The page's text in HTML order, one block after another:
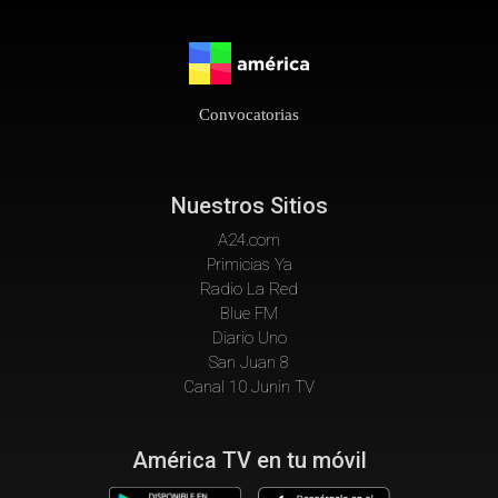
Convocatorias
Nuestros Sitios
A24.com
Primicias Ya
Radio La Red
Blue FM
Diario Uno
San Juan 8
Canal 10 Junin TV
América TV en tu móvil